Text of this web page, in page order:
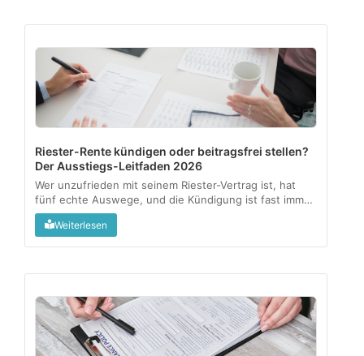
Riester-Rente kündigen oder beitragsfrei stellen?
Der Ausstiegs-Leitfaden 2026
Wer unzufrieden mit seinem Riester-Vertrag ist, hat
fünf echte Auswege, und die Kündigung ist fast immer
der teuerste. Dieser Leitfaden zeigt, was mit Zulagen
und Steuervorteilen passiert und welche Option zu
Weiterlesen